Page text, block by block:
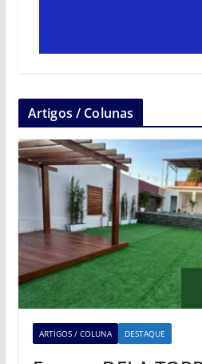
Artigos / Colunas
ARTIGOS / COLUNA DESTAQUE